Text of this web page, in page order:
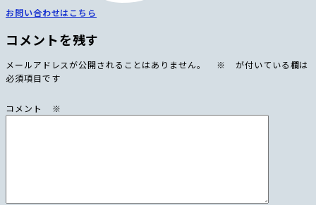
お問い合わせはこちら
コメントを残す
メールアドレスが公開されることはありません。 ※ が付いている欄は
必須項目です
コメント ※